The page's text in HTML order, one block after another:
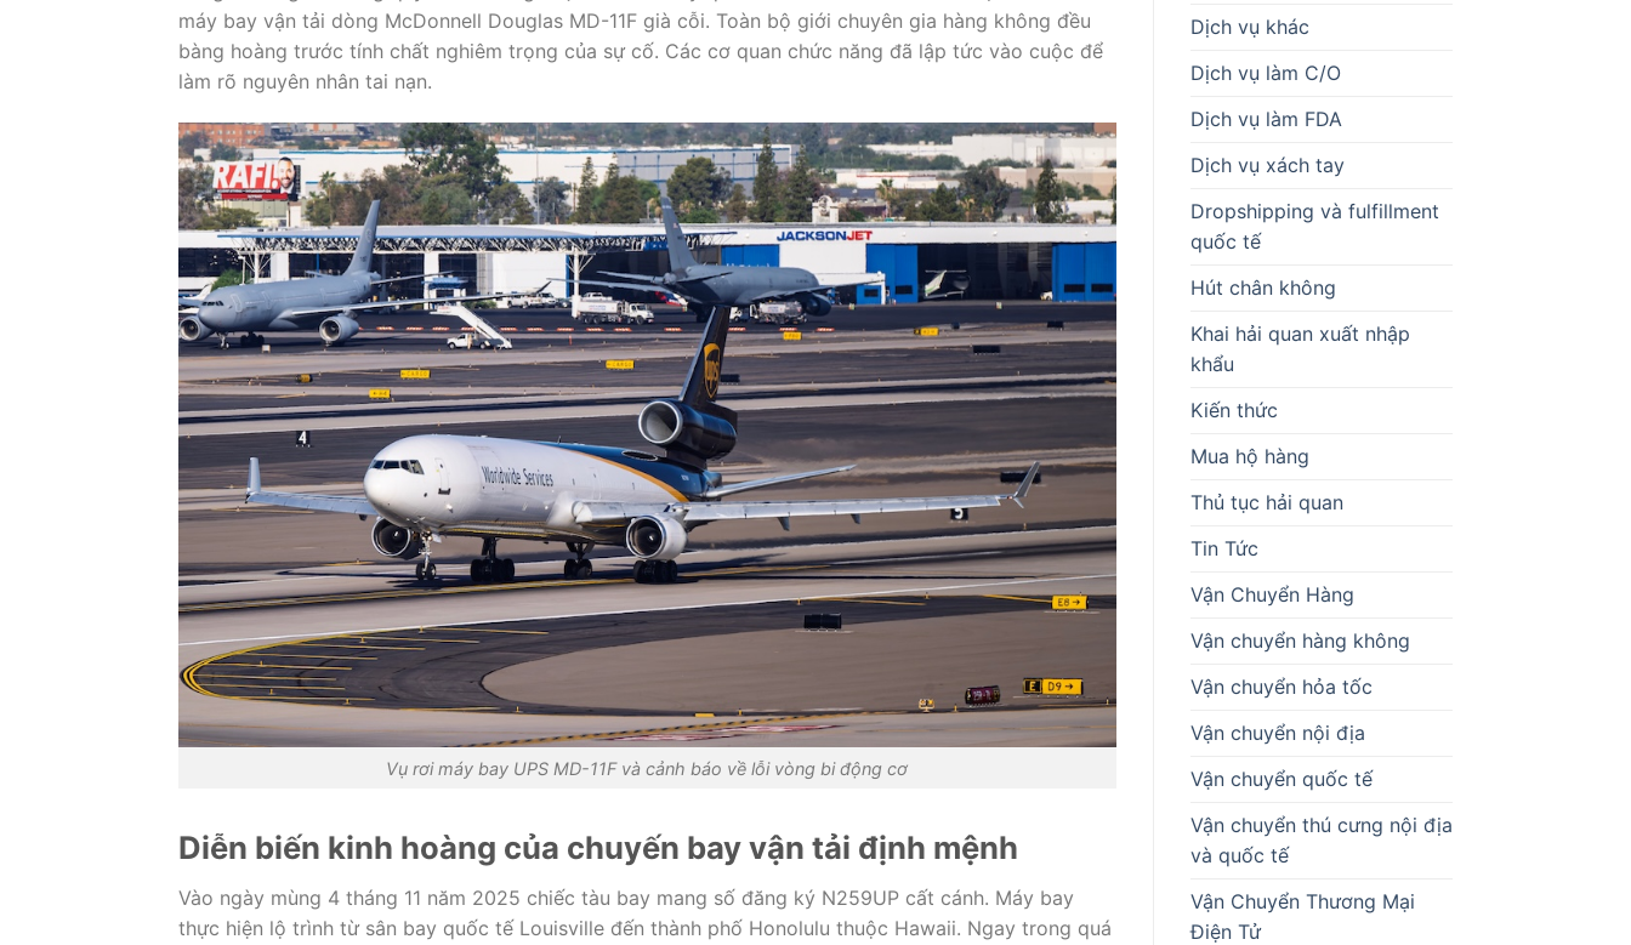
máy bay vận tải dòng McDonnell Douglas MD-11F già cỗi. Toàn bộ giới chuyên gia hàng không đều
bàng hoàng trước tính chất nghiêm trọng của sự cố. Các cơ quan chức năng đã lập tức vào cuộc để
làm rõ nguyên nhân tai nạn.
Vụ rơi máy bay UPS MD-11F và cảnh báo về lỗi vòng bi động cơ
Diễn biến kinh hoàng của chuyến bay vận tải định mệnh
Vào ngày mùng 4 tháng 11 năm 2025 chiếc tàu bay mang số đăng ký N259UP cất cánh. Máy bay
thực hiện lộ trình từ sân bay quốc tế Louisville đến thành phố Honolulu thuộc Hawaii. Ngay trong quá
Dịch vụ khác
Dịch vụ làm C/O
Dịch vụ làm FDA
Dịch vụ xách tay
Dropshipping và fulfillment
quốc tế
Hút chân không
Khai hải quan xuất nhập
khẩu
Kiến thức
Mua hộ hàng
Thủ tục hải quan
Tin Tức
Vận Chuyển Hàng
Vận chuyển hàng không
Vận chuyển hỏa tốc
Vận chuyển nội địa
Vận chuyển quốc tế
Vận chuyển thú cưng nội địa
và quốc tế
Vận Chuyển Thương Mại
Điện Tử